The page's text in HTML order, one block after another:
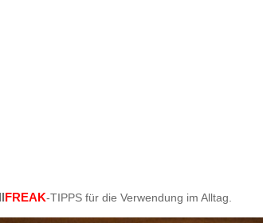
FREAK-TIPPS für die Verwendung im Alltag.